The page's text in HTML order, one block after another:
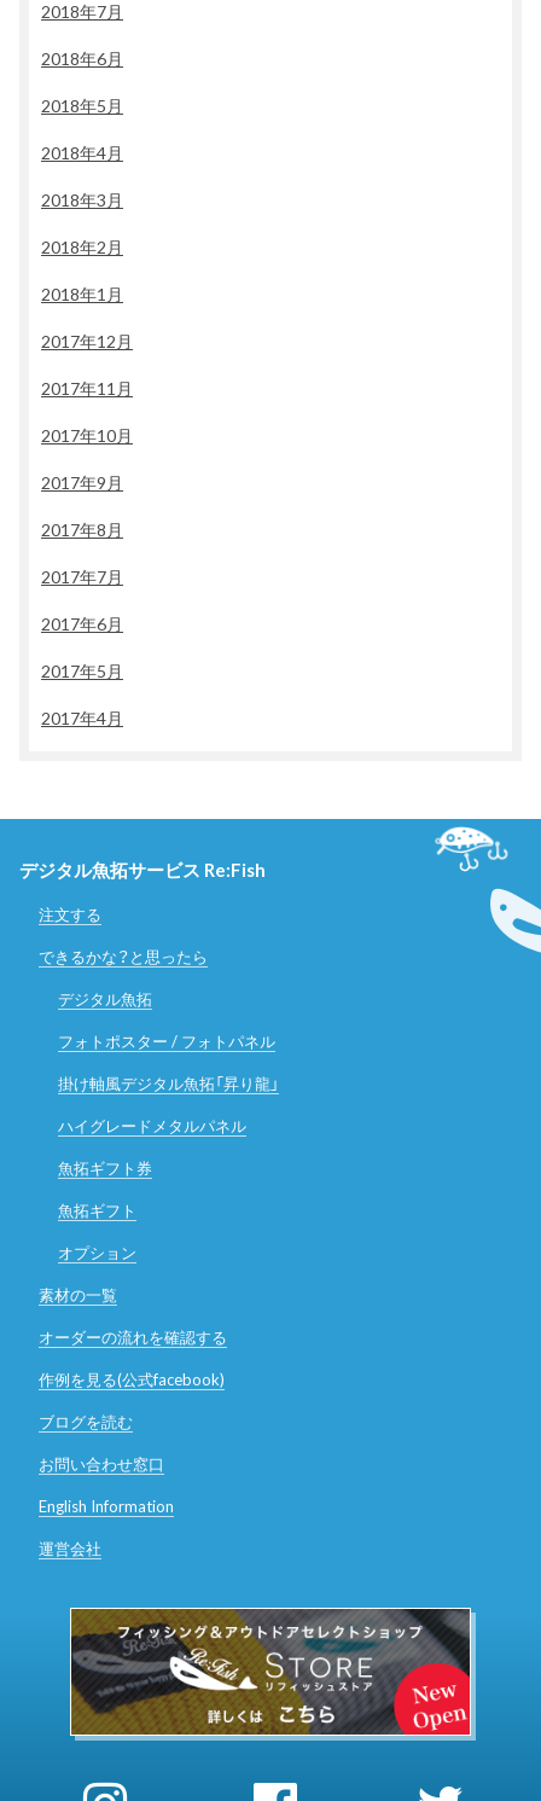
2018年7月
2018年6月
2018年5月
2018年4月
2018年3月
2018年2月
2018年1月
2017年12月
2017年11月
2017年10月
2017年9月
2017年8月
2017年7月
2017年6月
2017年5月
2017年4月
デジタル魚拓サービス Re:Fish
注文する
できるかな？と思ったら
デジタル魚拓
フォトポスター / フォトパネル
掛け軸風デジタル魚拓「昇り龍」
ハイグレードメタルパネル
魚拓ギフト券
魚拓ギフト
オプション
素材の一覧
オーダーの流れを確認する
作例を見る(公式facebook)
ブログを読む
お問い合わせ窓口
English Information
運営会社